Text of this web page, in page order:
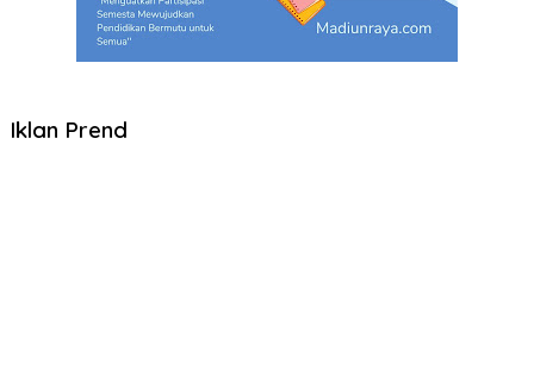
Iklan Prend